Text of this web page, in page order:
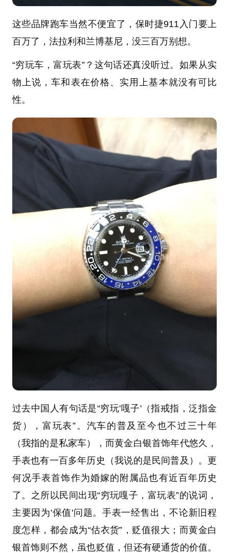
这些品牌跑车当然不便宜了，保时捷911入门要上
百万了，法拉利和兰博基尼，没三百万别想。
“穷玩车，富玩表”？这句话还真没听过。如果从实
物上说，车和表在价格、实用上基本就没有可比
性。
过去中国人有句话是“穷玩'嘎子'（指戒指，泛指金
货），富玩表”。汽车的普及至今也不过三十年
（我指的是私家车），而黄金白银首饰年代悠久，
手表也有一百多年历史（我说的是民间普及）。更
何况手表首饰作为婚嫁的附属品也有近百年历史
了。之所以民间出现“穷玩嘎子，富玩表”的说词，
主要因为'保值'问题。手表一经售出，不论新旧程
度怎样，都会成为“估衣货”，贬值很大；而黄金白
银首饰则不然，虽也贬值，但还有硬通货的价值。